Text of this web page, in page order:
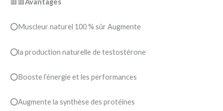
🟥🟥Avantages
⭕Muscleur naturel 100 % sûr Augmente
⭕la production naturelle de testostérone
⭕Booste l’énergie et les performances
⭕Augmente la synthèse des protéines